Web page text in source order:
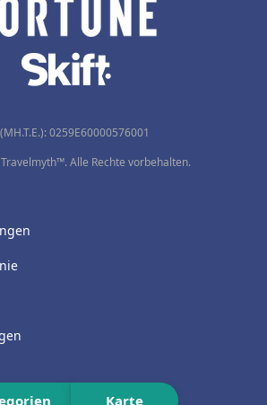
Karte
0259Ε60000576001
Alle Rechte vorbehalten.